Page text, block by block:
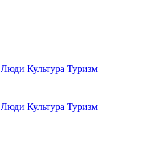
Люди Культура Туризм
Люди Культура Туризм